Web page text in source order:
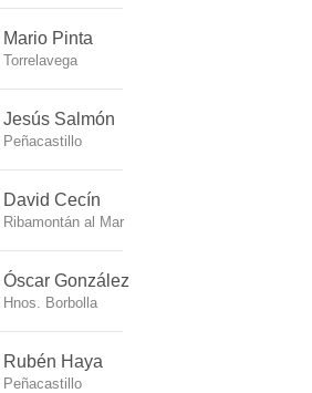
Mario Pinta
Torrelavega
Jesús Salmón
Peñacastillo
David Cecín
Ribamontán al Mar
Óscar González
Hnos. Borbolla
Rubén Haya
Peñacastillo